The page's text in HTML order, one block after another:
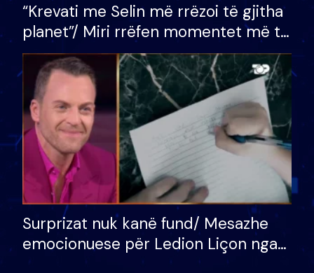
“Krevati me Selin më rrëzoi të gjitha
planet”/ Miri rrëfen momentet më të
bukura në shtëpinë e BB VIP: Do më
mungojë zilja e mëngjesit kur…
Surprizat nuk kanë fund/ Mesazhe
emocionuese për Ledion Liçon nga